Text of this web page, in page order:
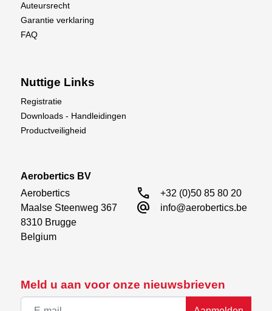
Meld u aan voor onze nieuwsbrieven
Auteursrecht
Garantie verklaring
FAQ
Nuttige Links
Registratie
Downloads - Handleidingen
Productveiligheid
Aerobertics BV
Aerobertics
Maalse Steenweg 367
8310 Brugge
Belgium
call +32 (0)50 85 80 20
alternate_email info@aerobertics.be